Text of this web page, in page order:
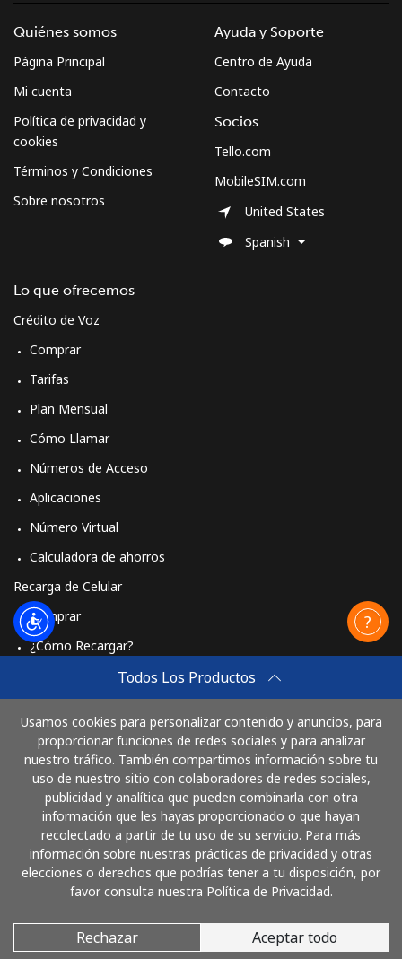
Todos Los Productos
Usamos cookies para personalizar contenido y anuncios, para
proporcionar funciones de redes sociales y para analizar
nuestro tráfico. También compartimos información sobre tu
uso de nuestro sitio con colaboradores de redes sociales,
publicidad y analítica que pueden combinarla con otra
información que les hayas proporcionado o que hayan
recolectado a partir de tu uso de su servicio. Para más
información sobre nuestras prácticas de privacidad y otras
elecciones o derechos que podrías tener a tu disposición, por
favor consulta nuestra Política de Privacidad.
Rechazar Aceptar todo
Quiénes somos
Página Principal
Mi cuenta
Política de privacidad y
cookies
Términos y Condiciones
Sobre nosotros
Lo que ofrecemos
Crédito de Voz
Comprar
Tarifas
Plan Mensual
Cómo Llamar
Números de Acceso
Aplicaciones
Número Virtual
Calculadora de ahorros
Recarga de Celular
Comprar
¿Cómo Recargar?
Comprar
Cómo funciona
Ayuda y Soporte
Centro de Ayuda
Contacto
Socios
Tello.com
MobileSIM.com
United States
Spanish
Paga con
© 2026 LlamaArgentina